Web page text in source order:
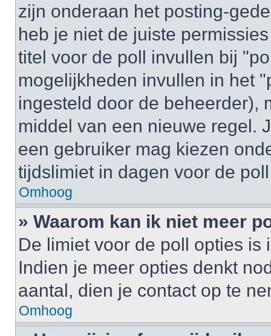
zijn onderaan het posting-
heb je niet de juiste
titel voor de poll invullen bij
mogelijkheden invullen in het
ingesteld door de beheerder),
middel van een nieuwe regel.
een gebruiker mag kiezen
tijdslimiet in dagen voor de
Omhoog
» Waarom kan ik niet meer
De limiet voor de poll opties is
Indien je meer opties denkt
aantal, dien je contact op te
Omhoog